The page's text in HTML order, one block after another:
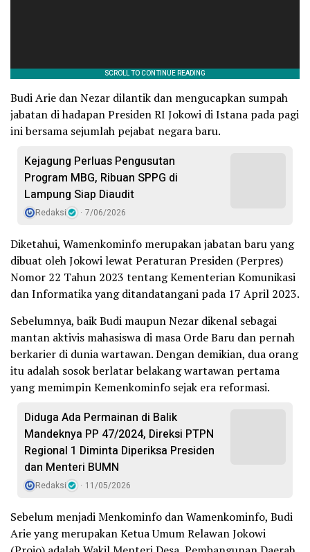
Budi Arie dan Nezar dilantik dan mengucapkan sumpah
jabatan di hadapan Presiden RI Jokowi di Istana pada pagi
ini bersama sejumlah pejabat negara baru.
Kejagung Perluas Pengusutan
Program MBG, Ribuan SPPG di
Lampung Siap Diaudit
Redaksi 7/06/2026
Diketahui, Wamenkominfo merupakan jabatan baru yang
dibuat oleh Jokowi lewat Peraturan Presiden (Perpres)
Nomor 22 Tahun 2023 tentang Kementerian Komunikasi
dan Informatika yang ditandatangani pada 17 April 2023.
Sebelumnya, baik Budi maupun Nezar dikenal sebagai
mantan aktivis mahasiswa di masa Orde Baru dan pernah
berkarier di dunia wartawan. Dengan demikian, dua orang
itu adalah sosok berlatar belakang wartawan pertama
yang memimpin Kemenkominfo sejak era reformasi.
Diduga Ada Permainan di Balik
Mandeknya PP 47/2024, Direksi PTPN
Regional 1 Diminta Diperiksa Presiden
dan Menteri BUMN
Redaksi 11/05/2026
Sebelum menjadi Menkominfo dan Wamenkominfo, Budi
Arie yang merupakan Ketua Umum Relawan Jokowi